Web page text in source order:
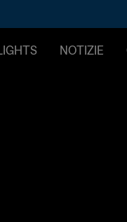
NOTIZIE